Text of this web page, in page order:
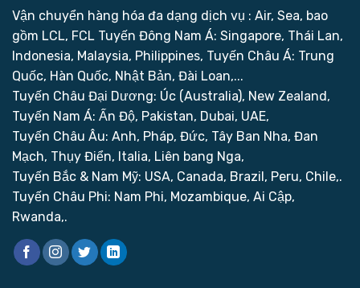
Vận chuyển hàng hóa đa dạng dịch vụ : Air, Sea, bao
gồm LCL, FCL Tuyến Đông Nam Á: Singapore, Thái Lan,
Indonesia, Malaysia, Philippines, Tuyến Châu Á: Trung
Quốc, Hàn Quốc, Nhật Bản, Đài Loan,...
Tuyến Châu Đại Dương: Úc (Australia), New Zealand,
Tuyến Nam Á: Ấn Độ, Pakistan, Dubai, UAE,
Tuyến Châu Âu: Anh, Pháp, Đức, Tây Ban Nha, Đan
Mạch, Thụy Điển, Italia, Liên bang Nga,
Tuyến Bắc & Nam Mỹ: USA, Canada, Brazil, Peru, Chile,.
Tuyến Châu Phi: Nam Phi, Mozambique, Ai Cập,
Rwanda,.